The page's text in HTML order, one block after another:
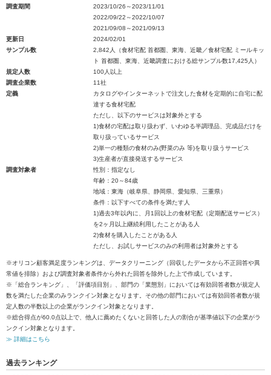
調査期間
2023/10/26～2023/11/01
2022/09/22～2022/10/07
2021/09/08～2021/09/13
更新日
2024/02/01
サンプル数
2,842人（食材宅配 首都圏、東海、近畿／食材宅配 ミールキッ
ト 首都圏、東海、近畿調査における総サンプル数17,425人）
規定人数
100人以上
調査企業数
11社
定義
カタログやインターネットで注文した食材を定期的に自宅に配
達する食材宅配
ただし、以下のサービスは対象外とする
1)食材の宅配は取り扱わず、いわゆる半調理品、完成品だけを
取り扱っているサービス
2)単一の種類の食材のみ(野菜のみ 等)を取り扱うサービス
3)生産者が直接発送するサービス
調査対象者
性別：指定なし
年齢：20～84歳
地域：東海（岐阜県、静岡県、愛知県、三重県）
条件：以下すべての条件を満たす人
1)過去3年以内に、月1回以上の食材宅配（定期配送サービス）
を2ヶ月以上継続利用したことがある人
2)食材を購入したことがある人
ただし、お試しサービスのみの利用者は対象外とする
※オリコン顧客満足度ランキングは、データクリーニング（回収したデータから不正回答や異
常値を排除）および調査対象者条件から外れた回答を除外した上で作成しています。
※「総合ランキング」、「評価項目別」、部門の「業態別」においては有効回答者数が規定人
数を満たした企業のみランクイン対象となります。その他の部門においては有効回答者数が規
定人数の半数以上の企業がランクイン対象となります。
※総合得点が60.0点以上で、他人に薦めたくないと回答した人の割合が基準値以下の企業がラ
ンクイン対象となります。
≫ 詳細はこちら
過去ランキング